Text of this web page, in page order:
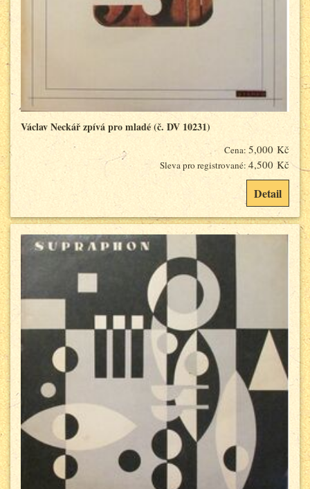
Václav Neckář zpívá pro mladé (č. DV 10231)
Cena: 5,000 Kč
Sleva pro registrované: 4,500 Kč
Detail